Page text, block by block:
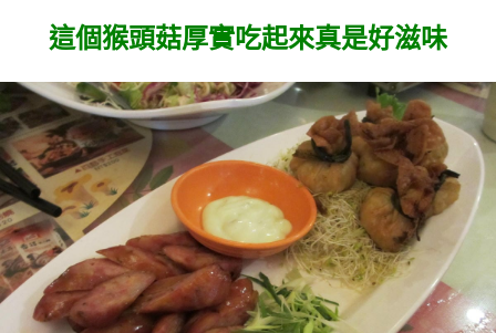
這個猴頭菇厚實吃起來真是好滋味